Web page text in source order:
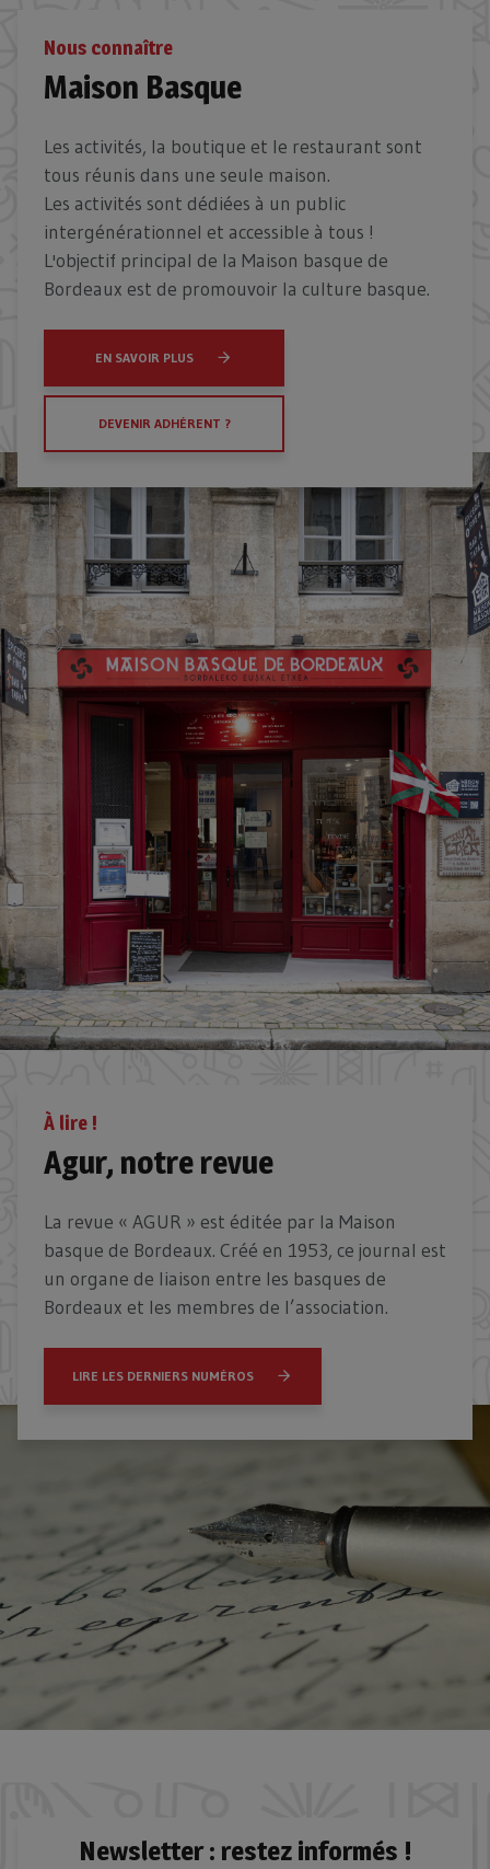
Nous connaître
Maison Basque
Les activités, la boutique et le restaurant sont
tous réunis dans une seule maison.
Les activités sont dédiées à un public
intergénérationnel et accessible à tous !
L'objectif principal de la Maison basque de
Bordeaux est de promouvoir la culture basque.
EN SAVOIR PLUS
DEVENIR ADHÉRENT ?
À lire !
Agur, notre revue
La revue « AGUR » est éditée par la Maison
basque de Bordeaux. Créé en 1953, ce journal est
un organe de liaison entre les basques de
Bordeaux et les membres de l’association.
LIRE LES DERNIERS NUMÉROS
Newsletter : restez informés !